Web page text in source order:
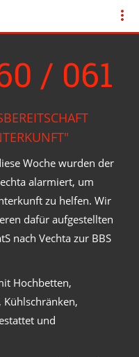
/ 061
Woche wurden der
alarmiert, um
zu helfen. Wir
dafür aufgestellten
nach Vechta zur BBS
Hochbetten,
und